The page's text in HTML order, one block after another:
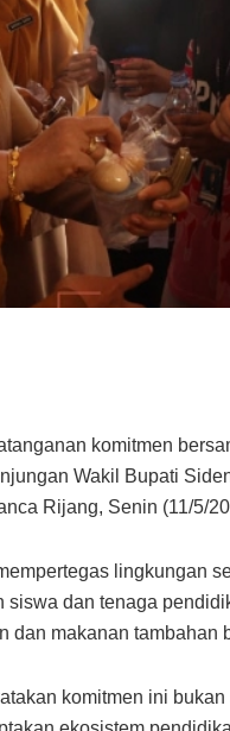
komitmen
Wakil Bupati
Rijang, Senin (11/5/
lingkungan
dan tenaga
dan makanan tambahan
komitmen ini